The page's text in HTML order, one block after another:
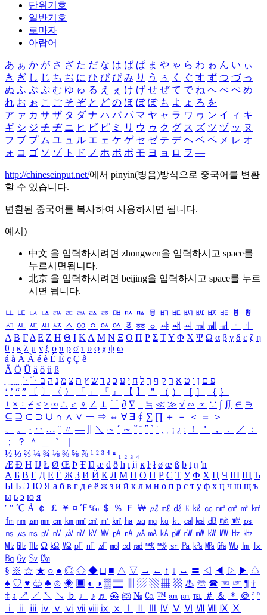
단위기호
일반기호
로마자
아랍어
あ ぁ か が さ ざ た だ な は ば ぱ ま や ゃ ら わ ゎ ん い ぃ
き ぎ し じ ち ぢ に ひ び ぴ み り う ぅ く ぐ す ず つ づ っ
ぬ ふ ぶ ぷ む ゆ ゅ る え ぇ け げ せ ぜ て で ね へ べ ぺ め
れ お ぉ こ ご そ ぞ と ど の ほ ぼ ぽ も よ ょ ろ を
ア ァ カ サ ザ タ ダ ナ ハ バ パ マ ヤ ャ ラ ワ ヮ ン イ ィ キ
ギ シ ジ チ ヂ ニ ヒ ビ ピ ミ リ ウ ゥ ク グ ス ズ ツ ヅ ッ ヌ
フ ブ プ ム ユ ュ ル エ ェ ケ ゲ セ ゼ テ デ ヘ ベ ペ メ レ オ
ォ コ ゴ ソ ゾ ト ド ノ ホ ボ ポ モ ヨ ョ ロ ヲ ―
http://chineseinput.net/에서 pinyin(병음)방식으로 중국어를 변환
할 수 있습니다.
변환된 중국어를 복사하여 사용하시면 됩니다.
예시)
中文 을 입력하시려면 zhongwen을 입력하시고 space를
누르시면됩니다.
北京 을 입력하시려면 beijing을 입력하시고 space를 누르
시면 됩니다.
ㅥ ㅦ ㅧ ㅨ ㅩ ㅪ ㅫ ㅬ ㅭ ㅮ ㅯ ㅰ ㅱ ㅲ ㅳ ㅴ ㅵ ㅶ ㅷ ㅸ
ㅹ
ㅺ ㅻ ㅼ ㅽ ㅾ ㅿ ㆀ ㆁ ㆂ ㆃ ㆄ ㆅ ㆆ ㆇ ㆈ ㆉ ㆊ ㆋ ㆌ ㆍ
ㆎ
Α Β ΓΔ Ε Ζ Η Θ Ι ΚΛ Μ Ν Ξ Ο Π Ρ Σ ΤΥ Φ Χ Ψ Ω α β γ δ ε ζ η
θ ι κ λ μ ν ξ ο π ρ σ τ υ φ χ ψ ω
á à Á À é è É È ç Ç ê
Ä Ö Ü ä ö ü ß
ִֶֹ ֻּ ׁׂ פ ם ן ו ט א ר ק ף ך ל ח י ע כ ג ד ש ץ ת צ מ נ ה ב
‘ ’ “ ” 〔 〕 〈 〉 「 」 『 』 【 】 ＂ （ ） ［ ］ ｛ ｝
± × ÷ ≠ ≤ ≥ ∞ ∴ ♂ ♀ ∠ ⊥ ⌒ ∂ ∇ ≡ ≒ ≪ ≫ √ ∽ ∝ ∵ ∫ ∬ ∈ ∋
⊆ ⊇ ⊂ ⊃ ∪ ∩ ∧ ∨ ￢ ⇒ ⇔ ∀ ∃ ∮ ∑ ∏ ＋ － ＜ ＝
＞
、
。 · ‥ … ¨ 〃 ― ＼ ∼ ´ ～ ˇ ˘ ˝ ˚ ˙ ¸ ¡ ¿ ː ！ ＇ ， ． ／
：
；
？ ＾ ｀
½ ⅓ ⅔ ¼ ¾ ⅛ ⅜ ⅝ ⅞ ¹ ² ³ ⁴ ⁿ ₁ ₂ ₃ ₄
Æ Ð Ħ Ĳ Ł Ø Œ Þ Ŧ Ŋ æ đ ð ħ ı ĳ ĸ ŀ ł ø œ ß þ ŧ ŋ ŉ
А Б В Г Д Е Ё Ж З И Й К Л М Н О П Р С Т У Ф Х Ц Ч Ш Щ Ъ
Ы Ь Э Ю Я а б в г д е ё ж з и й к л м н о п р с т у ф х ц ч ш щ ъ
ы ь э ю я
′ ″ ℃ Å ￠ ￡ ￥ ¤ ℉ ‰ ＄ ％ Ｆ ￦ ㎕ ㎖ ㎗ ℓ ㎘ ㏄ ㎣ ㎤ ㎥ ㎦
㎙ ㎚ ㎛ ㎜ ㎝ ㎞ ㎟ ㎠ ㎡ ㎢ ㏊ ㎍ ㎎ ㎏ ㏏ ㎈ ㎉ ㏈ ㎧ ㎨ ㎰
㎱ ㎲ ㎳ ㎴ ㎵ ㎶ ㎷ ㎸ ㎹ ㎀ ㎁ ㎂ ㎃ ㎄ ㎺ ㎻ ㎽ ㎾ ㎿ ㎐ ㎑
㎒ ㎓ ㎔ Ω ㏀ ㏁ ㎊ ㎋ ㎌ ㏖ ㏅ ㎭ ㎮ ㎯ ㏛ ㎩ ㎪ ㎫ ㎬ ㏝ ㏐
㏓
㏃ ㏉ ㏜ ㏆
§ ※ ☆ ★ ○ ● ◎ ◇ ◆ □ ■ △ ▽ → ← ↑ ↓ ↔ 〓 ◁ ◀ ▷ ▶ ♤
♠ ♡ ♥ ♧ ♣ ⊙ ◈ ▣ ◐ ◑ ▒ ▤ ▨ ▧ ▦ ▩ ♨ ☏ ☎ ☜ ☞ ¶ †
‡ ↕ ↗ ↙ ↖ ↘ ♭ ♩ ♪ ♬ ㉿ ㈜ № ㏇ ™ ㏂ ㏘ ℡ ＃ ＆ ＊ ＠ ª º
ⅰ
ⅱ ⅲ ⅳ ⅴ ⅵ ⅶ ⅷ ⅸ ⅹ Ⅳ Ⅴ Ⅵ Ⅶ Ⅷ Ⅸ Ⅹ